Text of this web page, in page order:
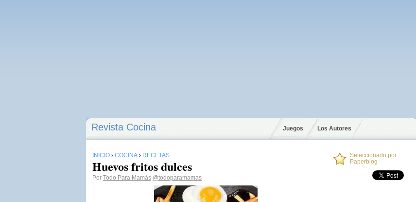
Revista Cocina Juegos Los Autores
INICIO › COCINA › RECETAS
Huevos fritos dulces
Por Todo Para Mamás @todoparamamas
Seleccionado por
Paperblog